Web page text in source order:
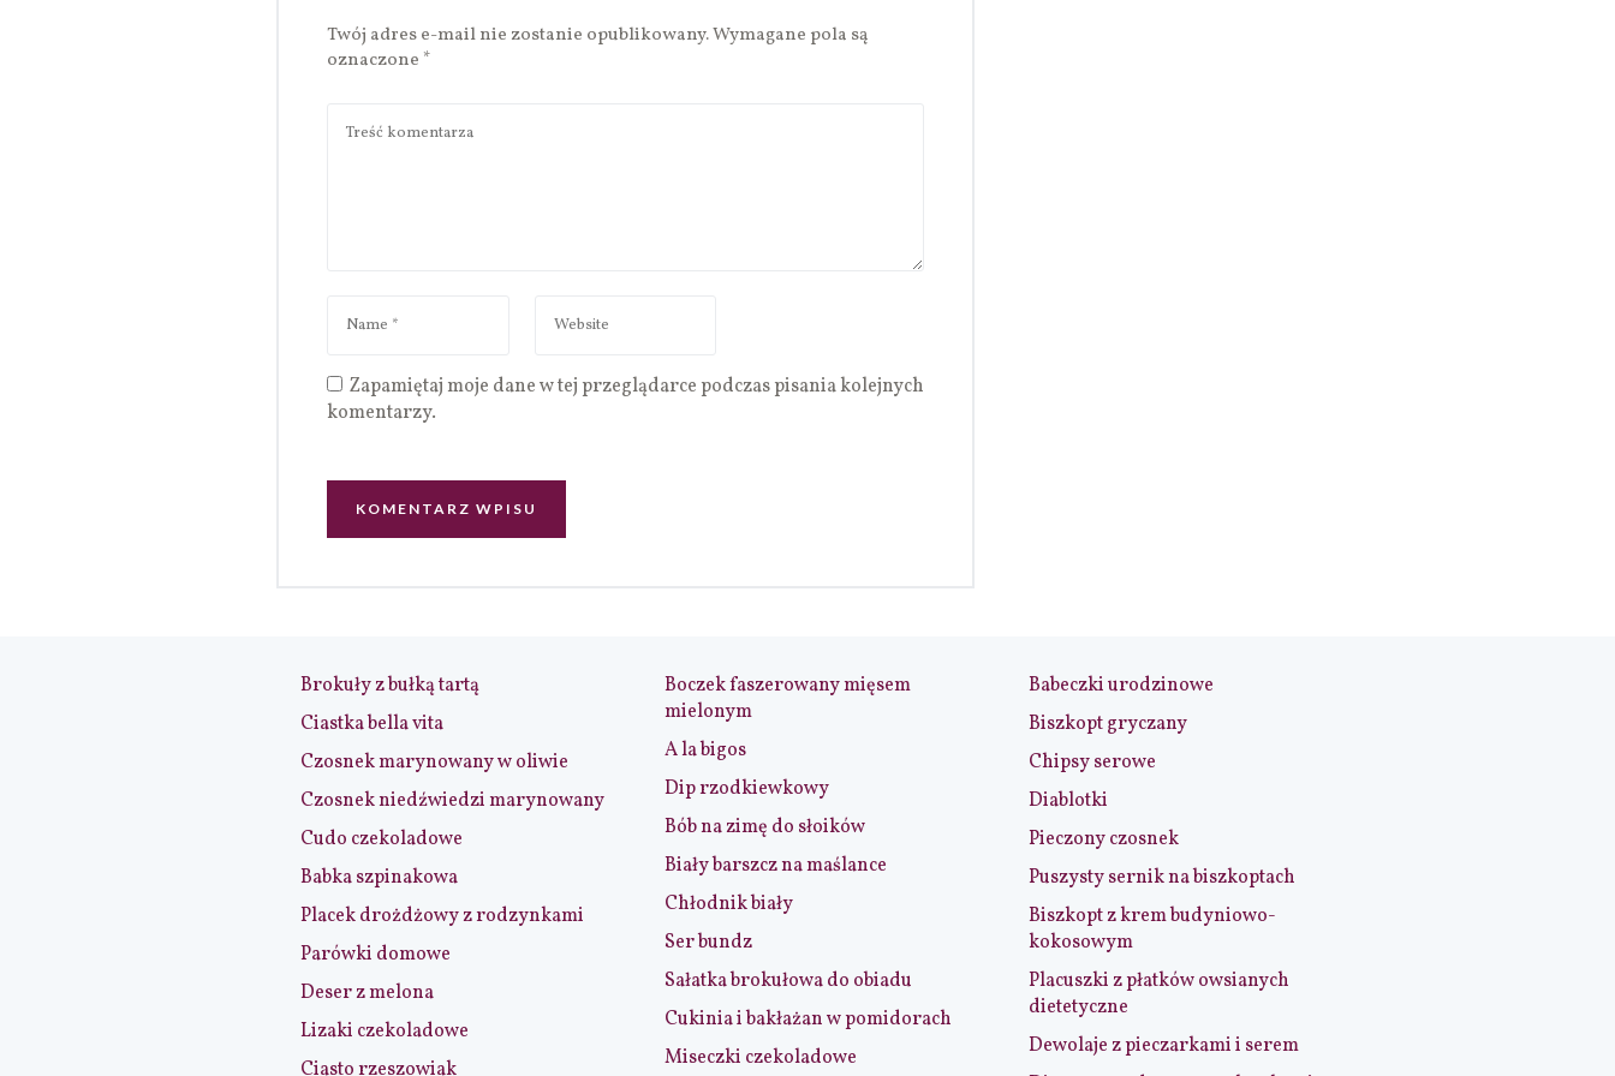
Twój adres e-mail nie zostanie opublikowany.Wymagane pola są
oznaczone *
Zapamiętaj moje dane w tej przeglądarce podczas pisania kolejnych
komentarzy.
Brokuły z bułką tartą
Ciastka bella vita
Czosnek marynowany w oliwie
Czosnek niedźwiedzi marynowany
Cudo czekoladowe
Babka szpinakowa
Placek drożdżowy z rodzynkami
Parówki domowe
Deser z melona
Lizaki czekoladowe
Ciasto rzeszowiak
Boczek faszerowany mięsem
mielonym
A la bigos
Dip rzodkiewkowy
Bób na zimę do słoików
Biały barszcz na maślance
Chłodnik biały
Ser bundz
Sałatka brokułowa do obiadu
Cukinia i bakłażan w pomidorach
Miseczki czekoladowe
Babeczki urodzinowe
Biszkopt gryczany
Chipsy serowe
Diablotki
Pieczony czosnek
Puszysty sernik na biszkoptach
Biszkopt z krem budyniowo-
kokosowym
Placuszki z płatków owsianych
dietetyczne
Dewolaje z pieczarkami i serem